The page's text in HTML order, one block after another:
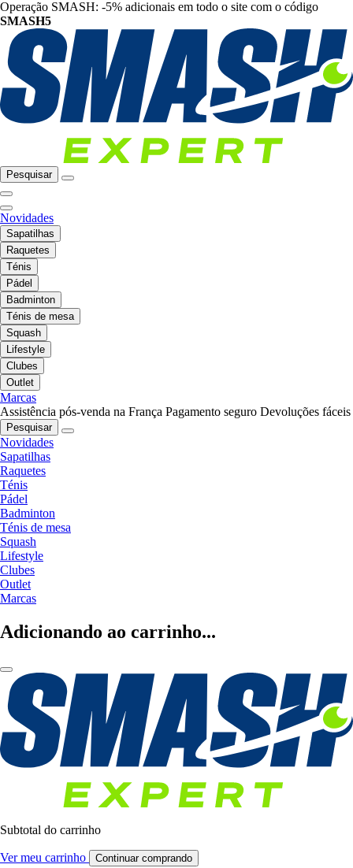
Operação SMASH: -5% adicionais em todo o site com o código
SMASH5
Pesquisar
Novidades
Sapatilhas
Raquetes
Ténis
Pádel
Badminton
Ténis de mesa
Squash
Lifestyle
Clubes
Outlet
Marcas
Assistência pós-venda na França Pagamento seguro Devoluções fáceis
Pesquisar
Novidades
Sapatilhas
Raquetes
Ténis
Pádel
Badminton
Ténis de mesa
Squash
Lifestyle
Clubes
Outlet
Marcas
Adicionando ao carrinho...
Subtotal do carrinho
Ver meu carrinho Continuar comprando